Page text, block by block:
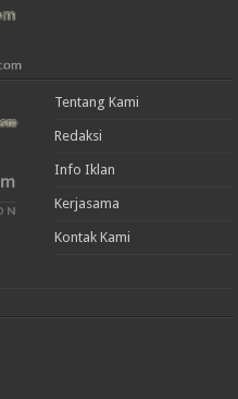
Tentang Kami
Redaksi
Info Iklan
Kerjasama
Kontak Kami